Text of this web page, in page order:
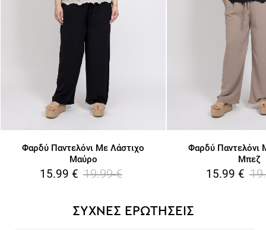
Φαρδύ Παντελόνι Με Λάστιχο
Μαύρο
15.99 € 19.99 €
Φαρδύ Παντελόνι
Μπεζ
15.99 €
ΣΥΧΝΕΣ ΕΡΩΤΗΣΕΙΣ